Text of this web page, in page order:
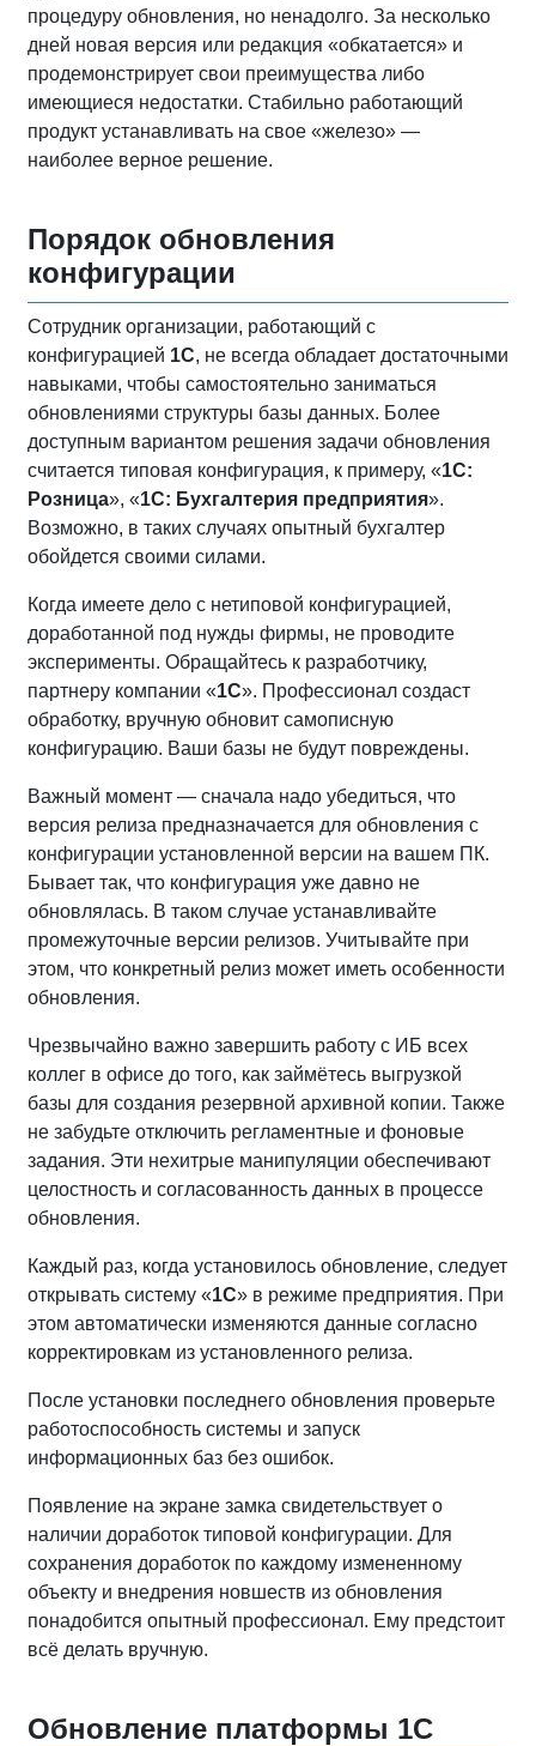
процедуру обновления, но ненадолго. За несколько
дней новая версия или редакция «обкатается» и
продемонстрирует свои преимущества либо
имеющиеся недостатки. Стабильно работающий
продукт устанавливать на свое «железо» —
наиболее верное решение.
Порядок обновления
конфигурации
Сотрудник организации, работающий с
конфигурацией 1С, не всегда обладает достаточными
навыками, чтобы самостоятельно заниматься
обновлениями структуры базы данных. Более
доступным вариантом решения задачи обновления
считается типовая конфигурация, к примеру, «1С:
Розница», «1С: Бухгалтерия предприятия».
Возможно, в таких случаях опытный бухгалтер
обойдется своими силами.
Когда имеете дело с нетиповой конфигурацией,
доработанной под нужды фирмы, не проводите
эксперименты. Обращайтесь к разработчику,
партнеру компании «1С». Профессионал создаст
обработку, вручную обновит самописную
конфигурацию. Ваши базы не будут повреждены.
Важный момент — сначала надо убедиться, что
версия релиза предназначается для обновления с
конфигурации установленной версии на вашем ПК.
Бывает так, что конфигурация уже давно не
обновлялась. В таком случае устанавливайте
промежуточные версии релизов. Учитывайте при
этом, что конкретный релиз может иметь особенности
обновления.
Чрезвычайно важно завершить работу с ИБ всех
коллег в офисе до того, как займётесь выгрузкой
базы для создания резервной архивной копии. Также
не забудьте отключить регламентные и фоновые
задания. Эти нехитрые манипуляции обеспечивают
целостность и согласованность данных в процессе
обновления.
Каждый раз, когда установилось обновление, следует
открывать систему «1С» в режиме предприятия. При
этом автоматически изменяются данные согласно
корректировкам из установленного релиза.
После установки последнего обновления проверьте
работоспособность системы и запуск
информационных баз без ошибок.
Появление на экране замка свидетельствует о
наличии доработок типовой конфигурации. Для
сохранения доработок по каждому измененному
объекту и внедрения новшеств из обновления
понадобится опытный профессионал. Ему предстоит
всё делать вручную.
Обновление платформы 1С